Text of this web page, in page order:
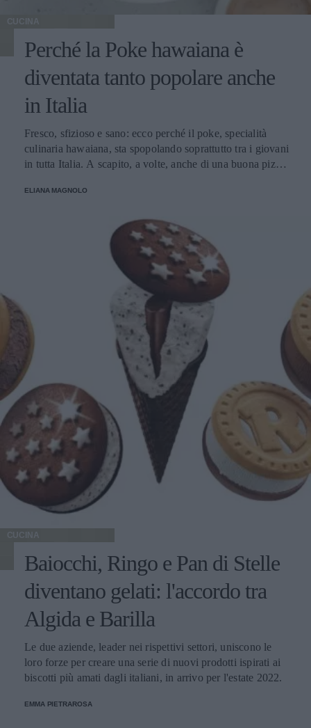
CUCINA
Perché la Poke hawaiana è
diventata tanto popolare anche
in Italia
Fresco, sfizioso e sano: ecco perché il poke, specialità
culinaria hawaiana, sta spopolando soprattutto tra i giovani
in tutta Italia. A scapito, a volte, anche di una buona pizza.
ELIANA MAGNOLO
CUCINA
Baiocchi, Ringo e Pan di Stelle
diventano gelati: l'accordo tra
Algida e Barilla
Le due aziende, leader nei rispettivi settori, uniscono le
loro forze per creare una serie di nuovi prodotti ispirati ai
biscotti più amati dagli italiani, in arrivo per l'estate 2022.
EMMA PIETRAROSA